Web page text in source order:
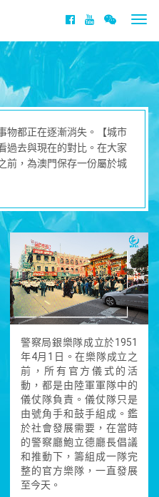
物都正在逐漸消失。【城市
過去與現在的對比。在大家
前，為澳門保存一份屬於城
警察局銀樂隊成立於1951
年4月1日。在樂隊成立之
前，所有官方儀式的活
動，都是由陸軍軍隊中的
儀仗隊負責。儀仗隊只是
由號角手和鼓手組成。鑑
於社會發展需要，在當時
的警察廳鮑立德廳長倡議
和推動下，籌組成一隊完
整的官方樂隊，一直發展
至今天。